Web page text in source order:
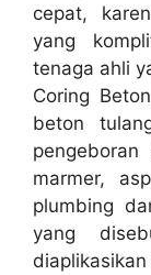
cepat,
yang
tenaga ahli
Coring
beton
marmer,
plumbing
yang